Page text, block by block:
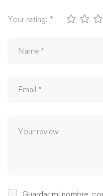
Your rating: *
Guardar mi nombre,